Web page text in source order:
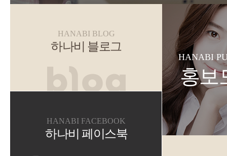
HANABI BLOG
하나비 블로그
HANABI FACEBOOK
하나비 페이스북
HANABI
홍보